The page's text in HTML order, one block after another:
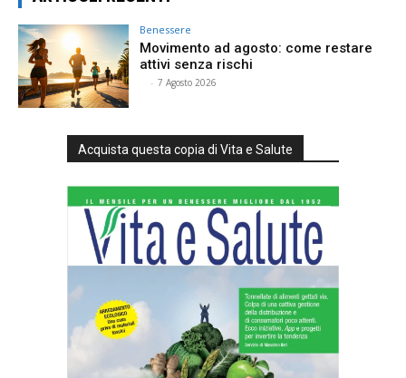
Benessere
Movimento ad agosto: come restare
attivi senza rischi
- 7 Agosto 2026
Acquista questa copia di Vita e Salute